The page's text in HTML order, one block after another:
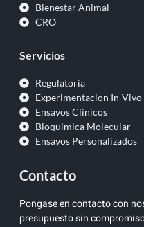
Bienestar Animal
CRO
Servicios
Regulatoria
Experimentacion In-Vivo
Ensayos Clinicos
Bioquimica Molecular
Ensayos Personalizados
Contacto
Pongase en contacto con
presupuesto sin